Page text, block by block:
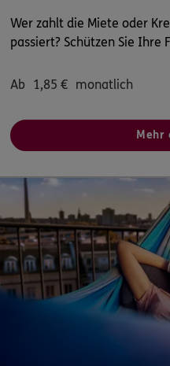
Wer zahlt die Miete oder
passiert? Schützen Sie Ihre
Ab 1,85 € monatlich
Mehr